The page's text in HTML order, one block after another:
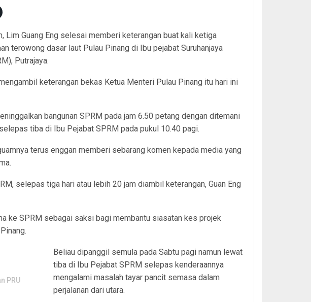
Lim Guang Eng selesai memberi keterangan buat kali ketiga
terowong dasar laut Pulau Pinang di Ibu pejabat Suruhanjaya
Putrajaya.
keterangan bekas Ketua Menteri Pulau Pinang itu hari ini
bangunan SPRM pada jam 6.50 petang dengan ditemani
tiba di Ibu Pejabat SPRM pada pukul 10.40 pagi.
terus enggan memberi sebarang komen kepada media yang
selepas tiga hari atau lebih 20 jam diambil keterangan, Guan Eng
ke SPRM sebagai saksi bagi membantu siasatan kes projek
PRU
Beliau dipanggil semula pada Sabtu pagi namun lewat
tiba di Ibu Pejabat SPRM selepas kenderaannya
mengalami masalah tayar pancit semasa dalam
perjalanan dari utara.